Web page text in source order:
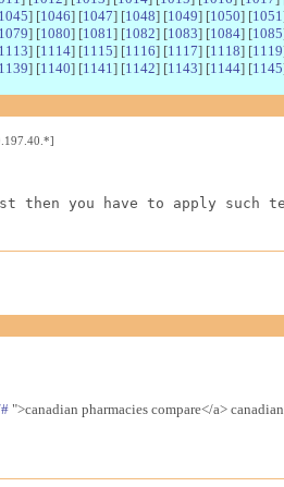
] [1046] [1047] [1048] [1049] [1050] [1051
] [1080] [1081 ] [1082] [1083] [1084] [1085
] [1114] [1115] [1116] [1117] [1118] [1119
] [1140] [1141 ] [1142] [1143] [1144] [1145
you have to apply such
">canadian pharmacies compare</a>